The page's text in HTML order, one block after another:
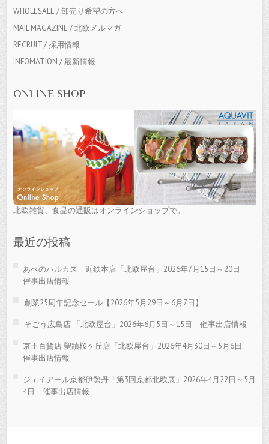
WHOLESALE / 卸売り希望の方へ
MAIL MAGAZINE / 北欧メルマガ
RECRUIT / 採用情報
INFOMATION / 最新情報
ONLINE SHOP
北欧雑貨、食品の通販はオンラインショップで。
最近の投稿
あべのハルカス 近鉄本店「北欧屋台」2026年7月15日～20日
催事出店情報
創業25周年記念セール【2026年5月29日～6月7日】
そごう広島店 「北欧屋台」2026年6月5日～15日 催事出店情報
京王百貨店 聖蹟桜ヶ丘店「北欧屋台」2026年4月30日～5月6日
催事出店情報
ジェイアール京都伊勢丹「第3回京都北欧展」2026年4月22日～5月
4日 催事出店情報